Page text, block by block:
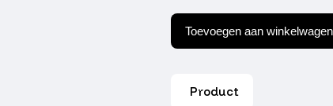
17
x28
x7
aantal
Toevoegen aan winkelwagen
Product